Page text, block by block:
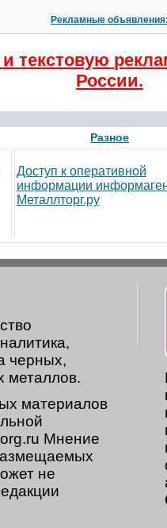
Рекламные
текстовую
России.
Разное
Доступ к оперативной
информации
Металлторг.ру
черных,
металлов.
материалов
Мнение
не